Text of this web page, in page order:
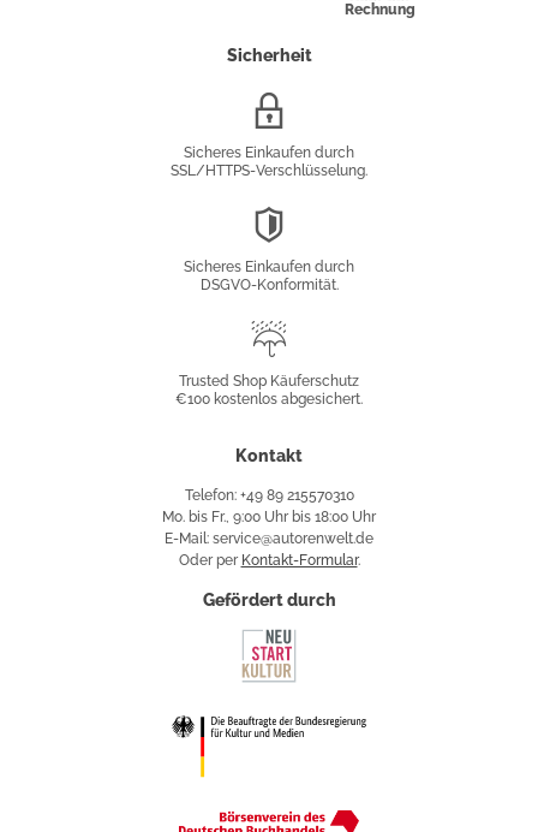
Rechnung
Sicherheit
Sicheres Einkaufen durch
SSL/HTTPS-Verschlüsselung.
Sicheres Einkaufen durch
DSGVO-Konformität.
Käuferschutz
Trusted Shop Käuferschutz
€100 kostenlos abgesichert.
Kontakt
Telefon: +49 89 215570310
Mo. bis Fr., 9:00 Uhr bis 18:00 Uhr
E-Mail: service@autorenwelt.de
Oder per Kontakt-Formular.
Gefördert durch